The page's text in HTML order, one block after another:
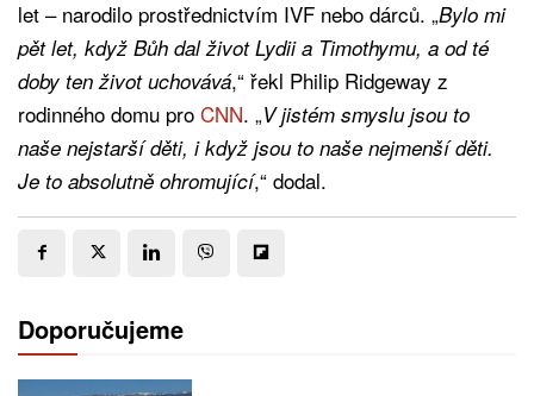
let – narodilo prostřednictvím IVF nebo dárců. „Bylo mi
pět let, když Bůh dal život Lydii a Timothymu, a od té
doby ten život uchovává,“ řekl Philip Ridgeway z
rodinného domu pro CNN. „V jistém smyslu jsou to
naše nejstarší děti, i když jsou to naše nejmenší děti.
Je to absolutně ohromující,“ dodal.
Doporučujeme